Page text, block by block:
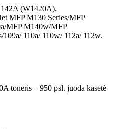
142A (W1420A).
MFP M130 Series/MFP
MFP M140w/MFP
110a/ 110w/ 112a/ 112w.
toneris – 950 psl. juoda kasetė